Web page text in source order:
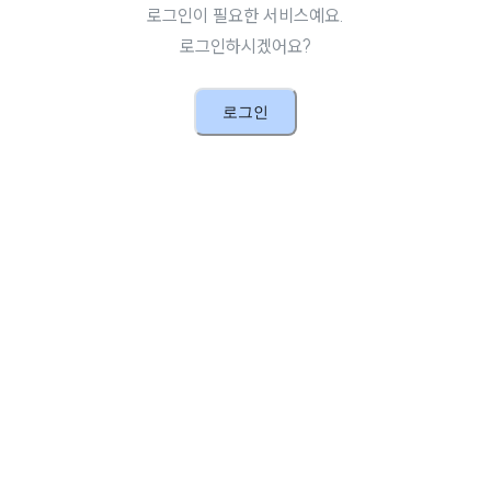
로그인이 필요한 서비스예요.
로그인하시겠어요?
로그인